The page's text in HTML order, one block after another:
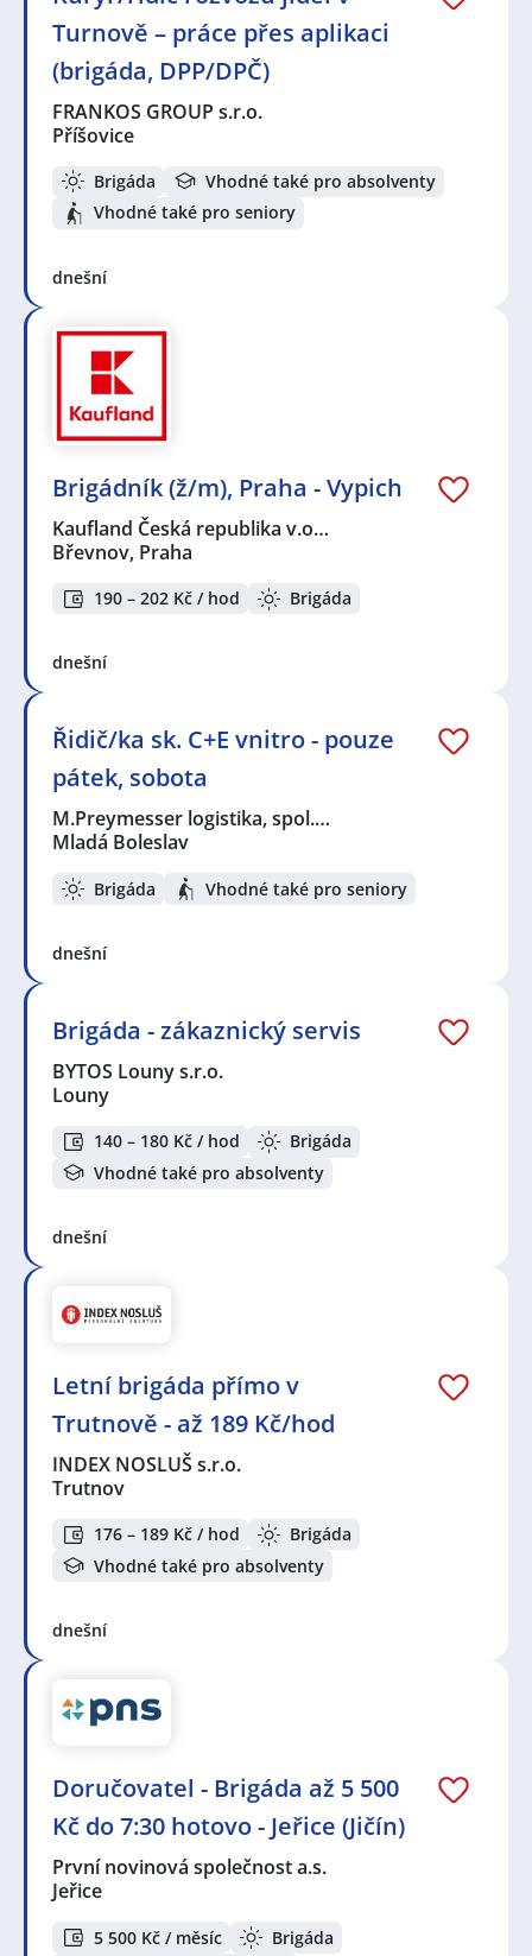
Turnově – práce přes aplikaci
(brigáda, DPP/DPČ)
FRANKOS GROUP s.r.o.
Příšovice
Brigáda
Vhodné také pro absolventy
Vhodné také pro seniory
dnešní
Brigádník (ž/m), Praha - Vypich
Kaufland Česká republika v.o…
Břevnov, Praha
190 – 202 Kč / hod Brigáda
dnešní
Řidič/ka sk. C+E vnitro - pouze
pátek, sobota
M.Preymesser logistika, spol.…
Mladá Boleslav
Brigáda Vhodné také pro seniory
dnešní
Brigáda - zákaznický servis
BYTOS Louny s.r.o.
Louny
140 – 180 Kč / hod
Brigáda
Vhodné také pro absolventy
dnešní
Letní brigáda přímo v
Trutnově - až 189 Kč/hod
INDEX NOSLUŠ s.r.o.
Trutnov
176 – 189 Kč / hod
Brigáda
Vhodné také pro absolventy
dnešní
Doručovatel - Brigáda až 5 500
Kč do 7:30 hotovo - Jeřice (Jičín)
První novinová společnost a.s.
Jeřice
5 500 Kč / měsíc
Brigáda